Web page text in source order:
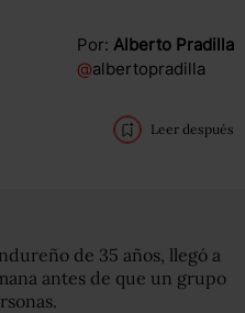
Por: Alberto Pradilla
@albertopradilla
Leer después
de 35 años, llegó a
antes de que un grupo